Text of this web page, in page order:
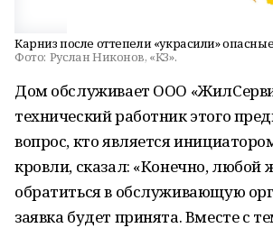
Карниз после оттепели «украсили»
Фото: Руслан Никонов, «КЗ».
Дом обслуживает ООО
технический работник этого
вопрос, кто является
кровли, сказал: «Конечно, любой
обратиться в обслуживающую
заявка будет принята. Вместе с